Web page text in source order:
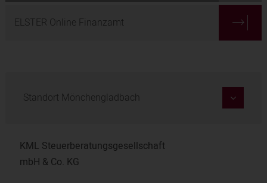
ELSTER Online Finanzamt
Standort Mönchengladbach
KML Steuerberatungsgesellschaft
mbH & Co. KG